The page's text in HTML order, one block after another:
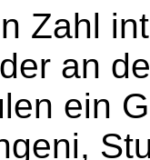
Zahl
an
ein